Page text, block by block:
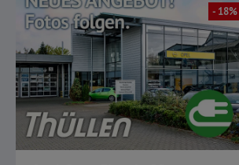
- 18%